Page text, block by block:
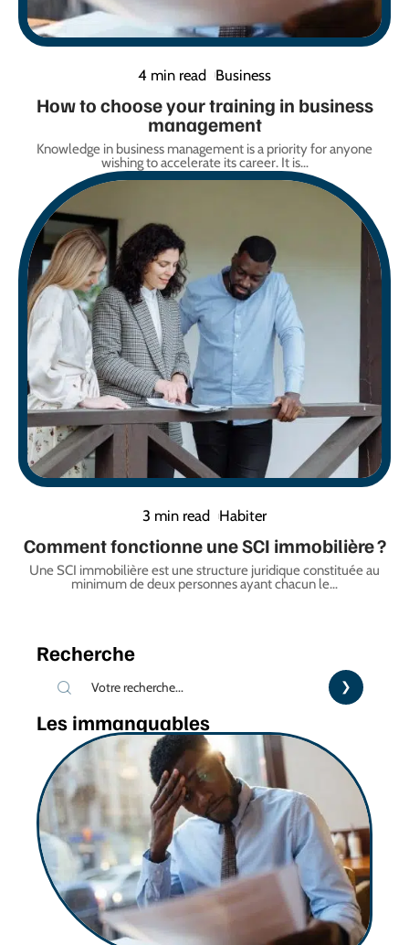
4 min read Business
How to choose your training in business
management
Knowledge in business management is a priority for anyone
wishing to accelerate its career. It is…
3 min read Habiter
Comment fonctionne une SCI immobilière ?
Une SCI immobilière est une structure juridique constituée au
minimum de deux personnes ayant chacun le…
Recherche
Les immanquables